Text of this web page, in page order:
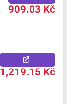
909.03 Kč
1,219.15 Kč